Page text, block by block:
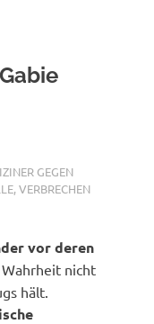
GEGEN
,VERBRECHEN
vor deren
nicht
hält.